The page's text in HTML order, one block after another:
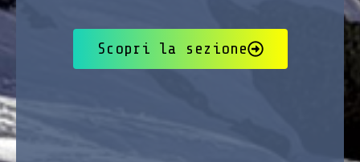
Scopri la sezione